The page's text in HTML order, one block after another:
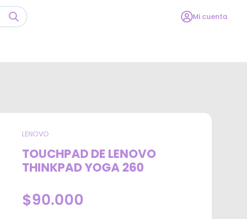
Mi cuenta
LENOVO
TOUCHPAD DE LENOVO
THINKPAD YOGA 260
$90.000